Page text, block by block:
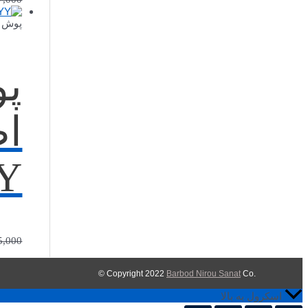
پوش
.Copyright 2022
Barbod Nirou Sanat Co ©
اسکرول به بالا